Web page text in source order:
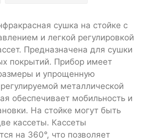
сушка на стойке с
и легкой регулировкой
Предназначена для сушки
покрытий. Прибор имеет
и упрощенную
металлической
обеспечивает мобильность и
На стойке могут быть
кассеты. Кассеты
на 360°, что позволяет